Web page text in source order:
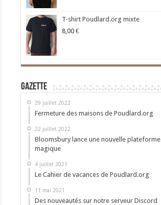
T-shirt Poudlard.org mixte
8,00 €
Gazette
29 juillet 2022
Fermeture des maisons de Poudlard.org
22 juillet 2022
Bloomsbury lance une nouvelle plateforme
magique
4 juillet 2021
Le Cahier de vacances de Poudlard.org
11 mai 2021
Des nouveautés sur notre serveur Discord